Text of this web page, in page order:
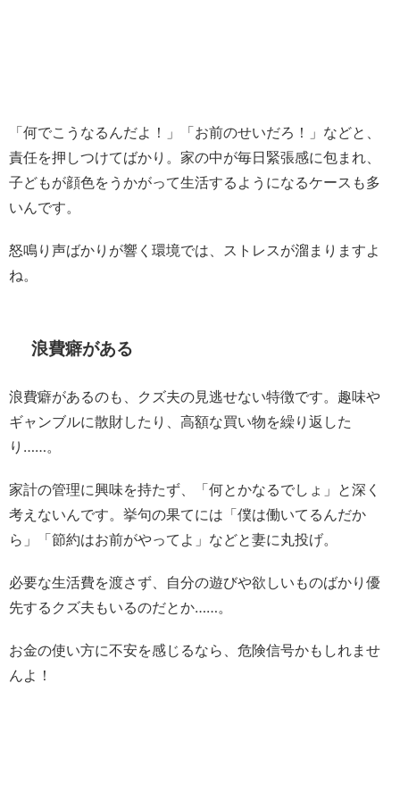
「何でこうなるんだよ！」「お前のせいだろ！」などと、
責任を押しつけてばかり。家の中が毎日緊張感に包まれ、
子どもが顔色をうかがって生活するようになるケースも多
いんです。
怒鳴り声ばかりが響く環境では、ストレスが溜まりますよ
ね。
浪費癖がある
浪費癖があるのも、クズ夫の見逃せない特徴です。趣味や
ギャンブルに散財したり、高額な買い物を繰り返した
り……。
家計の管理に興味を持たず、「何とかなるでしょ」と深く
考えないんです。挙句の果てには「僕は働いてるんだか
ら」「節約はお前がやってよ」などと妻に丸投げ。
必要な生活費を渡さず、自分の遊びや欲しいものばかり優
先するクズ夫もいるのだとか……。
お金の使い方に不安を感じるなら、危険信号かもしれませ
んよ！